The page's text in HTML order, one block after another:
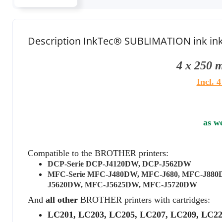
Description InkTec® SUBLIMATION ink ink
4 x 250
Incl.
as
Compatible to the BROTHER printers:
DCP-Serie DCP-J4120DW, DCP-J562DW
MFC-Serie MFC-J480DW, MFC-J680, MFC-
J5620DW, MFC-J5625DW, MFC-J5720DW
And all other BROTHER printers with cartridges:
LC201, LC203, LC205, LC207, LC209,